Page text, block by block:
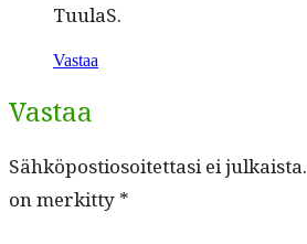
Tuu­laS.
Vastaa
Vastaa
Sähköpostiosoitettasi ei julkaista.
on merkitty *